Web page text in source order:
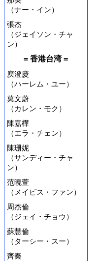
（ナー・イン）
張杰
（ジェイソン・チャ
ン）
= 香港台湾 =
庾澄慶
（ハーレム・ユー）
莫文蔚
（カレン・モク）
陳嘉樺
（エラ・チェン）
陳珊妮
（サンディー・チャ
ン）
范曉萱
（メイビス・ファン）
周杰倫
（ジェイ・チョウ）
蘇慧倫
（ターシー・スー）
齊秦